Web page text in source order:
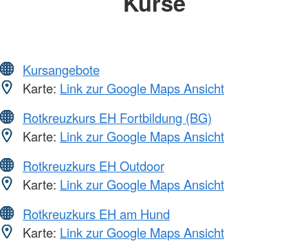
Kursangebote
Karte: Link zur Google Maps Ansicht
Rotkreuzkurs EH Fortbildung (BG)
Karte: Link zur Google Maps Ansicht
Rotkreuzkurs EH Outdoor
Karte: Link zur Google Maps Ansicht
Rotkreuzkurs EH am Hund
Karte: Link zur Google Maps Ansicht